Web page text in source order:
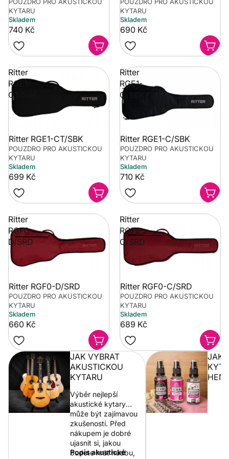
KYTARU
Skladem
740 Kč
KYTARU
Skladem
690 Kč
Ritter
RGE1-
CT/SBK
Ritter RGE1-CT/SBK
POUZDRO PRO AKUSTICKOU
KYTARU
Skladem
699 Kč
Ritter
RGE1-
C/SBK
Ritter RGE1-C/SBK
POUZDRO PRO AKUSTICKOU
KYTARU
Skladem
710 Kč
Ritter
RGF0-
D/SRD
Ritter RGF0-D/SRD
POUZDRO PRO AKUSTICKOU
KYTARU
Skladem
660 Kč
Ritter
RGF0-
C/SRD
Ritter RGF0-C/SRD
POUZDRO PRO AKUSTICKOU
KYTARU
Skladem
689 Kč
JAK VYBRAT
AKUSTICKOU
KYTARU
Výběr nejlepší
akustické kytary
může být zajímavou
zkušeností. Před
nákupem je dobré
ujasnit si, jakou
budete hrát hudbu,
Popis akustické
JAK